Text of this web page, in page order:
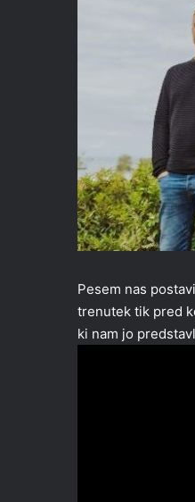
Pesem nas
trenutek tik pred
ki nam jo